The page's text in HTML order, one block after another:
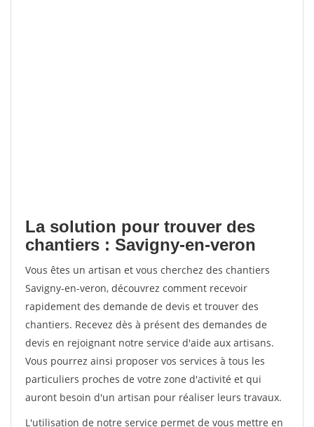
La solution pour trouver des
chantiers : Savigny-en-veron
Vous êtes un artisan et vous cherchez des chantiers
Savigny-en-veron, découvrez comment recevoir
rapidement des demande de devis et trouver des
chantiers. Recevez dès à présent des demandes de
devis en rejoignant notre service d'aide aux artisans.
Vous pourrez ainsi proposer vos services à tous les
particuliers proches de votre zone d'activité et qui
auront besoin d'un artisan pour réaliser leurs travaux.
L'utilisation de notre service permet de vous mettre en